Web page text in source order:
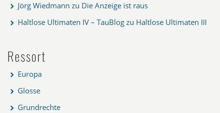
Jörg Wiedmann zu Die Anzeige ist raus
Haltlose Ultimaten IV – TauBlog zu Haltlose Ultimaten III
Ressort
Europa
Glosse
Grundrechte